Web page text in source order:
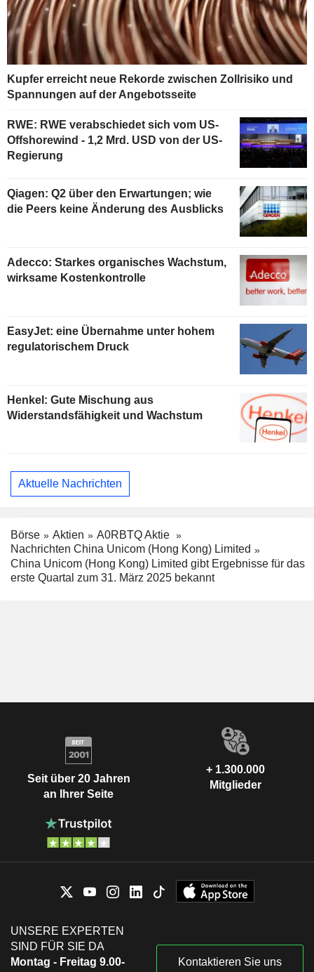
Kupfer erreicht neue Rekorde zwischen Zollrisiko und
Spannungen auf der Angebotsseite
RWE: RWE verabschiedet sich vom US-
Offshorewind - 1,2 Mrd. USD von der US-
Regierung
Qiagen: Q2 über den Erwartungen; wie
die Peers keine Änderung des Ausblicks
Adecco: Starkes organisches Wachstum,
wirksame Kostenkontrolle
EasyJet: eine Übernahme unter hohem
regulatorischem Druck
Henkel: Gute Mischung aus
Widerstandsfähigkeit und Wachstum
Aktuelle Nachrichten
Börse Aktien
A0RBTQ Aktie
Nachrichten China Unicom (Hong Kong) Limited
China Unicom (Hong Kong) Limited gibt Ergebnisse für das
erste Quartal zum 31. März 2025 bekannt
Seit über 20 Jahren
an Ihrer Seite
+ 1.300.000
Mitglieder
UNSERE EXPERTEN
SIND FÜR SIE DA
Montag - Freitag 9.00-
Kontaktieren Sie uns